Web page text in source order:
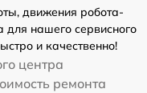
движения робота-
для нашего сервисного
и качественно!
центра
ремонта